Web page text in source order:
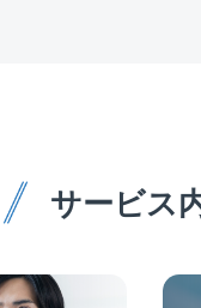
サービス